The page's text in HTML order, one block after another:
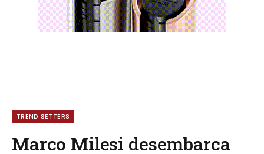
TREND SETTERS
Marco Milesi desembarca